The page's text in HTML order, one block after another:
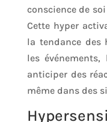
conscience de
Cette hyper
la tendance des
les
anticiper des
même dans des